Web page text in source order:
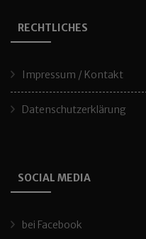
RECHTLICHES
Impressum / Kontakt
Datenschutzerklärung
SOCIAL MEDIA
bei Facebook